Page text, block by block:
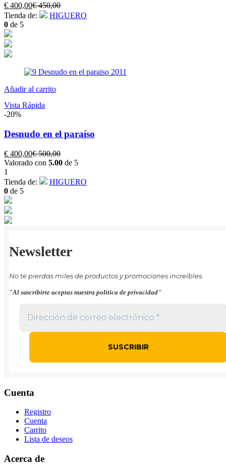
€ 400,00El
precio
€450,00El
precio
Tienda de:
HIGUERO
0 de 5
Añadir al carrito
Vista Rápida
-20%
Desnudo en el paraíso
€ 400,00El
precio
es:
€500,00El
precio
era:
Valorado con 5.00 de 5
1
Tienda de:
HIGUERO
0 de 5
Newsletter
No te pierdas miles de productos y promociones increíbles.
"Al suscribirte aceptas nuestra política de privacidad"
Cuenta
Registro
Cuenta
Carrito
Lista de deseos
Acerca de